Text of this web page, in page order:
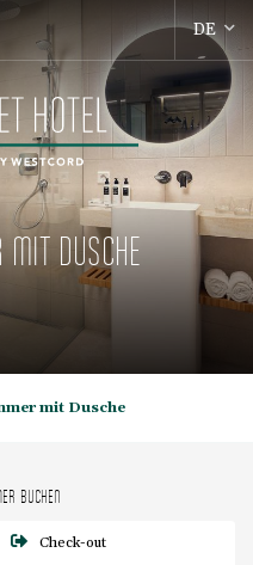
MIT DUSCHE
mit Dusche
BUCHEN
Check-out